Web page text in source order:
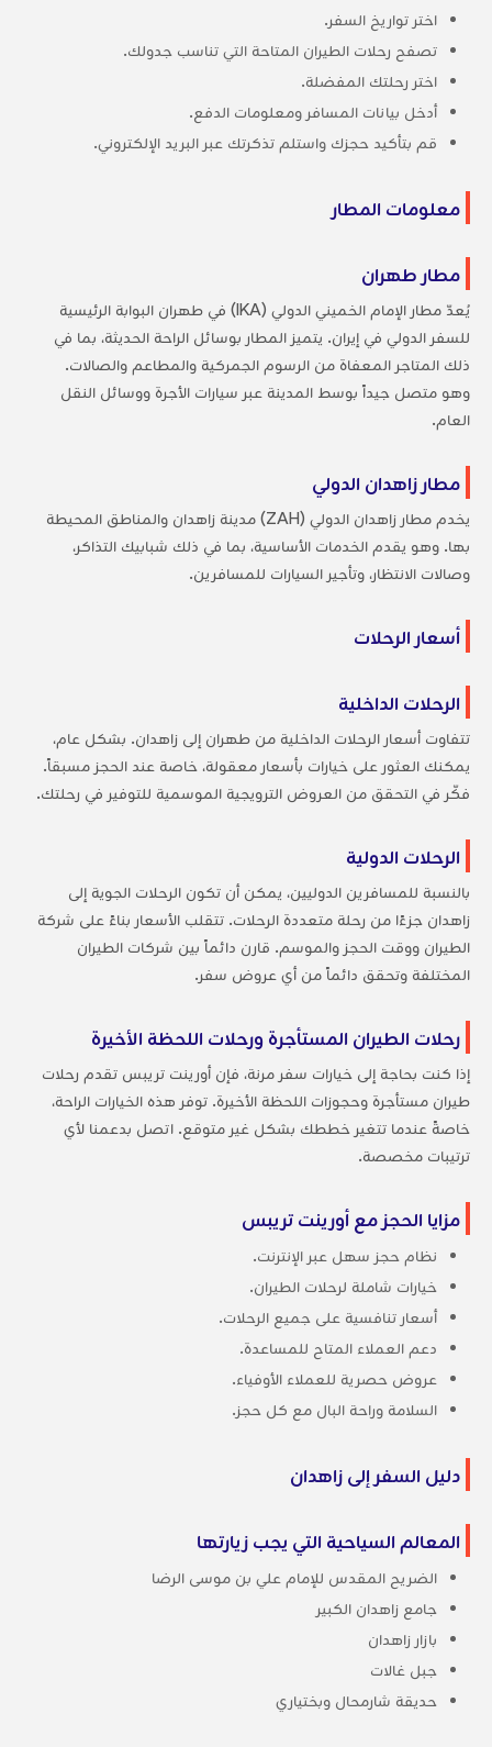
اختر تواريخ السفر.
تصفح رحلات الطيران المتاحة التي تناسب جدولك.
اختر رحلتك المفضلة.
أدخل بيانات المسافر ومعلومات الدفع.
قم بتأكيد حجزك واستلم تذكرتك عبر البريد الإلكتروني.
معلومات المطار
مطار طهران
يُعدّ مطار الإمام الخميني الدولي (IKA) في طهران البوابة الرئيسية
للسفر الدولي في إيران. يتميز المطار بوسائل الراحة الحديثة، بما في
ذلك المتاجر المعفاة من الرسوم الجمركية والمطاعم والصالات.
وهو متصل جيداً بوسط المدينة عبر سيارات الأجرة ووسائل النقل
العام.
مطار زاهدان الدولي
يخدم مطار زاهدان الدولي (ZAH) مدينة زاهدان والمناطق المحيطة
بها. وهو يقدم الخدمات الأساسية، بما في ذلك شبابيك التذاكر،
وصالات الانتظار، وتأجير السيارات للمسافرين.
أسعار الرحلات
الرحلات الداخلية
تتفاوت أسعار الرحلات الداخلية من طهران إلى زاهدان. بشكل عام،
يمكنك العثور على خيارات بأسعار معقولة، خاصة عند الحجز مسبقاً.
فكّر في التحقق من العروض الترويجية الموسمية للتوفير في رحلتك.
الرحلات الدولية
بالنسبة للمسافرين الدوليين، يمكن أن تكون الرحلات الجوية إلى
زاهدان جزءًا من رحلة متعددة الرحلات. تتقلب الأسعار بناءً على شركة
الطيران ووقت الحجز والموسم. قارن دائماً بين شركات الطيران
المختلفة وتحقق دائماً من أي عروض سفر.
رحلات الطيران المستأجرة ورحلات اللحظة الأخيرة
إذا كنت بحاجة إلى خيارات سفر مرنة، فإن أورينت تريبس تقدم رحلات
طيران مستأجرة وحجوزات اللحظة الأخيرة. توفر هذه الخيارات الراحة،
خاصةً عندما تتغير خططك بشكل غير متوقع. اتصل بدعمنا لأي
ترتيبات مخصصة.
مزايا الحجز مع أورينت تريبس
نظام حجز سهل عبر الإنترنت.
خيارات شاملة لرحلات الطيران.
أسعار تنافسية على جميع الرحلات.
دعم العملاء المتاح للمساعدة.
عروض حصرية للعملاء الأوفياء.
السلامة وراحة البال مع كل حجز.
دليل السفر إلى زاهدان
المعالم السياحية التي يجب زيارتها
الضريح المقدس للإمام علي بن موسى الرضا
جامع زاهدان الكبير
بازار زاهدان
جبل غالات
حديقة شارمحال وبختياري